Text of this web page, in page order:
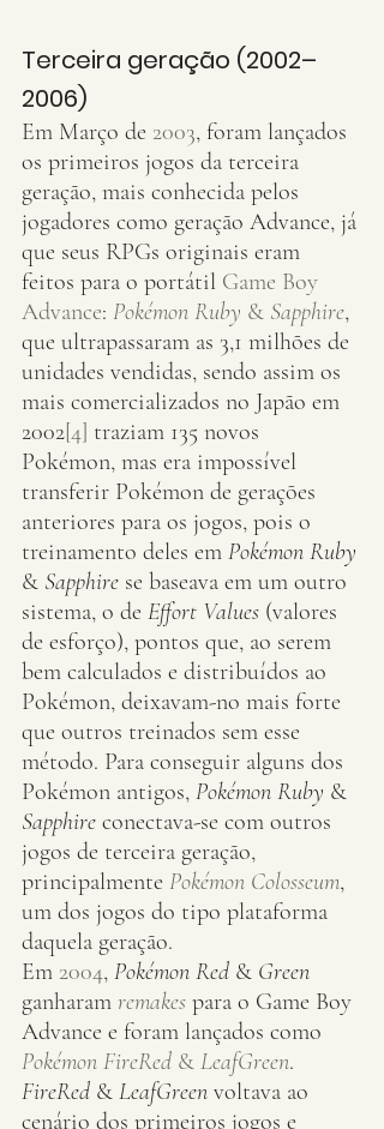
Terceira geração (2002–
2006)
Em Março de 2003, foram lançados
os primeiros jogos da terceira
geração, mais conhecida pelos
jogadores como geração Advance, já
que seus RPGs originais eram
feitos para o portátil Game Boy
Advance: Pokémon Ruby & Sapphire,
que ultrapassaram as 3,1 milhões de
unidades vendidas, sendo assim os
mais comercializados no Japão em
2002[4] traziam 135 novos
Pokémon, mas era impossível
transferir Pokémon de gerações
anteriores para os jogos, pois o
treinamento deles em Pokémon Ruby
& Sapphire se baseava em um outro
sistema, o de Effort Values (valores
de esforço), pontos que, ao serem
bem calculados e distribuídos ao
Pokémon, deixavam-no mais forte
que outros treinados sem esse
método. Para conseguir alguns dos
Pokémon antigos, Pokémon Ruby &
Sapphire conectava-se com outros
jogos de terceira geração,
principalmente Pokémon Colosseum,
um dos jogos do tipo plataforma
daquela geração.
Em 2004, Pokémon Red & Green
ganharam remakes para o Game Boy
Advance e foram lançados como
Pokémon FireRed & LeafGreen.
FireRed & LeafGreen voltava ao
cenário dos primeiros jogos e